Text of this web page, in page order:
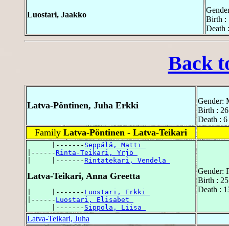
Luostari, Jaakko
Birth :
Death
Back
Latva-Pöntinen, Juha Erkki
Gender:
Birth :
Death :
Family Latva-Pöntinen - Latva-Teikari
      |-------
Seppälä, Matti
|------Rinta-Teikari, Yrjö
|     |-------Rintatekari, Vendela
Latva-Teikari, Anna Greetta
|     |------- Luostari, Erkki
|------ Luostari, Elisabet
      |-------
Sippola, Liisa
Gender:
Birth :
Death :
Latva-Teikari, Juha